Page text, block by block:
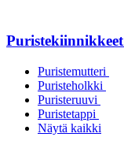
Puristekiinnikkeet
Puristemutteri
Puristeholkki
Puristeruuvi
Puristetappi
Näytä kaikki